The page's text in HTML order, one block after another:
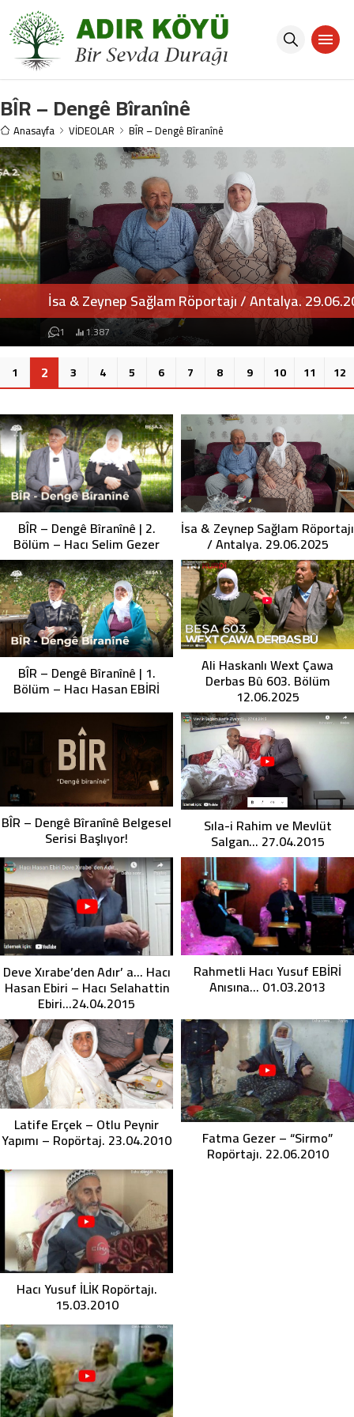
BÎR – Dengê Bîranînê
Anasayfa VİDEOLAR BÎR – Dengê Bîranînê
İsa & Zeynep Sağlam Röportajı / Antalya. 29.06.2025
1.387
1 2 3 4 5 6 7 8 9 10 11 12
BÎR – Dengê Bîranînê | 2.
Bölüm – Hacı Selim Gezer
İsa & Zeynep Sağlam Röportajı
/ Antalya. 29.06.2025
BÎR – Dengê Bîranînê | 1.
Bölüm – Hacı Hasan EBİRİ
Ali Haskanlı Wext Çawa
Derbas Bû 603. Bölüm
12.06.2025
BÎR – Dengê Bîranînê Belgesel
Serisi Başlıyor!
Sıla-i Rahim ve Mevlüt
Salgan… 27.04.2015
Deve Xırabe’den Adır’ a… Hacı
Hasan Ebiri – Hacı Selahattin
Ebiri…24.04.2015
Rahmetli Hacı Yusuf EBİRİ
Anısına… 01.03.2013
Latife Erçek – Otlu Peynir
Yapımı – Ropörtaj. 23.04.2010 Fatma Gezer – “Sirmo”
Ropörtajı. 22.06.2010
Hacı Yusuf İLİK Ropörtajı.
15.03.2010